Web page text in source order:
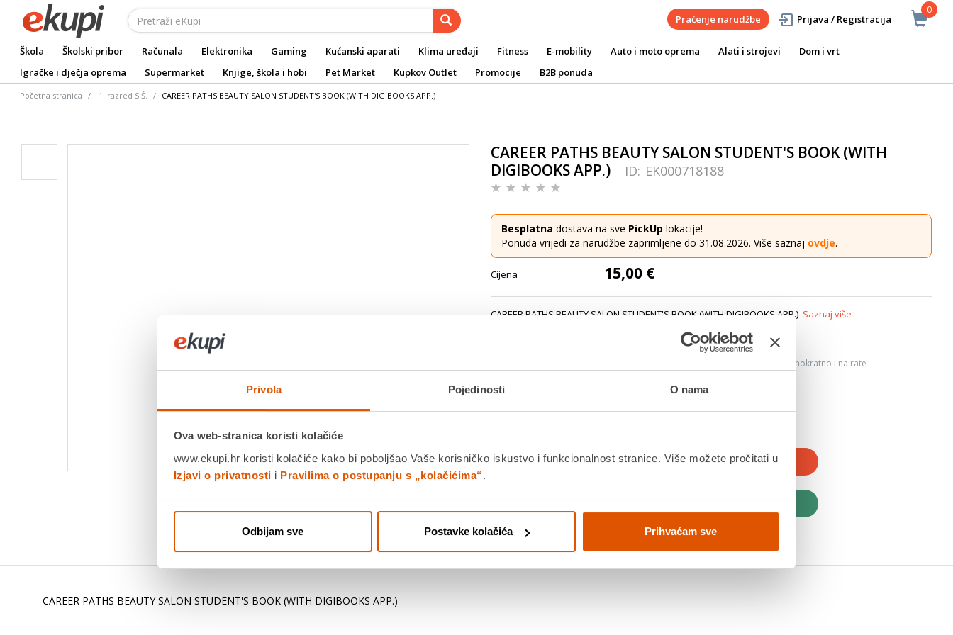
Privola Pojedinosti O nama
Ova web-stranica koristi kolačiće
www.ekupi.hr koristi kolačiće kako bi poboljšao Vaše korisničko iskustvo i funkcionalnost stranice. Više možete pročitati u
Izjavi o privatnosti i Pravilima o postupanju s „kolačićima“.
Odbijam sve Postavke kolačića Prihvaćam sve
0
Praćenje narudžbe Prijava / Registracija
Škola Školski pribor Računala Elektronika Gaming Kućanski aparati Klima uređaji Fitness E-mobility Auto i moto oprema Alati i strojevi
Dom i vrt
Igračke i dječja oprema
Supermarket Knjige, škola i hobi Pet Market Kupkov Outlet Promocije B2B ponuda
Početna stranica 1. razred S.Š. CAREER PATHS BEAUTY SALON STUDENT'S BOOK (WITH DIGIBOOKS APP.)
Povucite preko slike za zoom
CAREER PATHS BEAUTY SALON STUDENT'S BOOK (WITH
DIGIBOOKS APP.)
ID: EK000718188
Besplatna dostava na sve PickUp lokacije!
Ponuda vrijedi za narudžbe zaprimljene do 31.08.2026. Više saznaj ovdje.
Cijena 15,00 €
CAREER PATHS BEAUTY SALON STUDENT'S BOOK (WITH DIGIBOOKS APP.) Saznaj više
Platite gotovinom pri preuzimanju, Internet bankarstvom, karticama jednokratno i na rate
DODAJTE U KOŠARICU
KUPITE ODMAH
Detalji proizvoda Specifikacije Ocjene
CAREER PATHS BEAUTY SALON STUDENT'S BOOK (WITH DIGIBOOKS APP.)